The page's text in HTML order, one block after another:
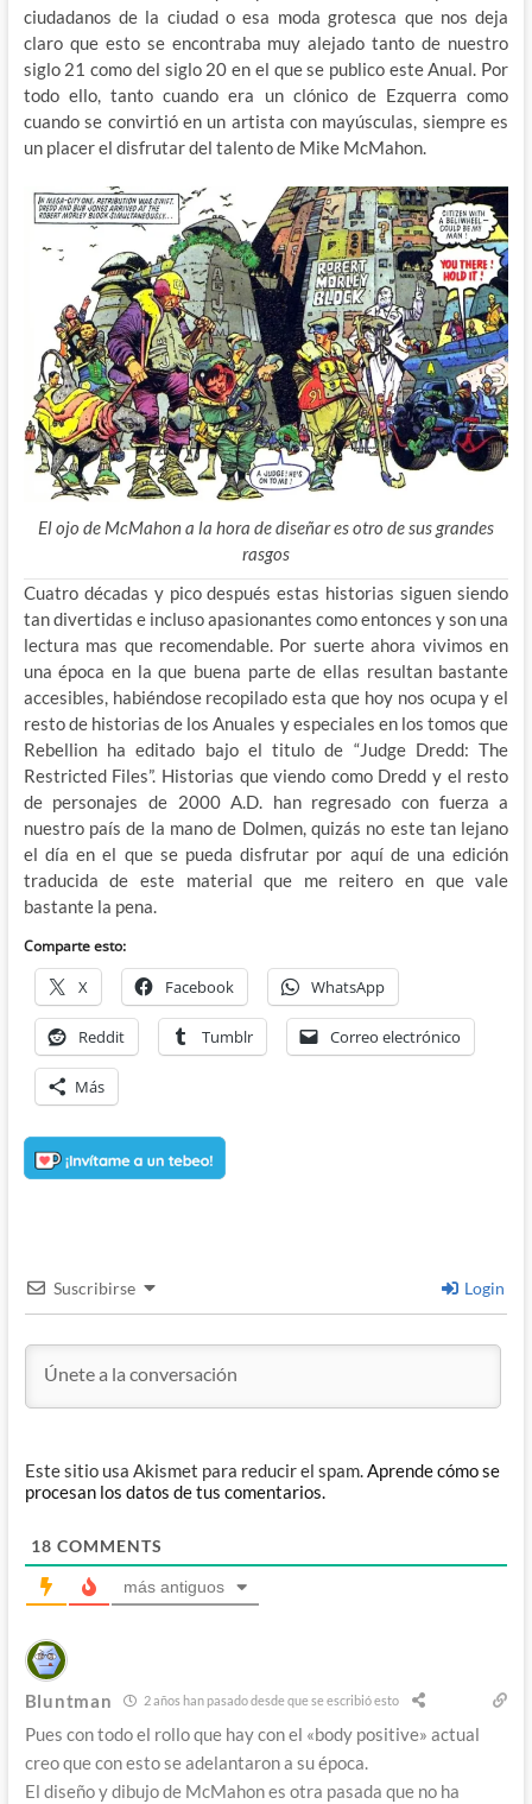
ciudadanos de la ciudad o esa moda grotesca que nos deja
claro que esto se encontraba muy alejado tanto de nuestro
siglo 21 como del siglo 20 en el que se publico este Anual. Por
todo ello, tanto cuando era un clónico de Ezquerra como
cuando se convirtió en un artista con mayúsculas, siempre es
un placer el disfrutar del talento de Mike McMahon.
El ojo de McMahon a la hora de diseñar es otro de sus grandes
rasgos
Cuatro décadas y pico después estas historias siguen siendo
tan divertidas e incluso apasionantes como entonces y son una
lectura mas que recomendable. Por suerte ahora vivimos en
una época en la que buena parte de ellas resultan bastante
accesibles, habiéndose recopilado esta que hoy nos ocupa y el
resto de historias de los Anuales y especiales en los tomos que
Rebellion ha editado bajo el titulo de “Judge Dredd: The
Restricted Files”. Historias que viendo como Dredd y el resto
de personajes de 2000 A.D. han regresado con fuerza a
nuestro país de la mano de Dolmen, quizás no este tan lejano
el día en el que se pueda disfrutar por aquí de una edición
traducida de este material que me reitero en que vale
bastante la pena.
Comparte esto:
X Facebook WhatsApp
Reddit Tumblr Correo electrónico
Más
Suscribirse Login
Este sitio usa Akismet para reducir el spam.Aprende cómo se
procesan los datos de tus comentarios.
18 COMMENTS
más antiguos
Bluntman 2 años han pasado desde que se escribió esto
Pues con todo el rollo que hay con el «body positive» actual
creo que con esto se adelantaron a su época.
El diseño y dibujo de McMahon es otra pasada que no ha